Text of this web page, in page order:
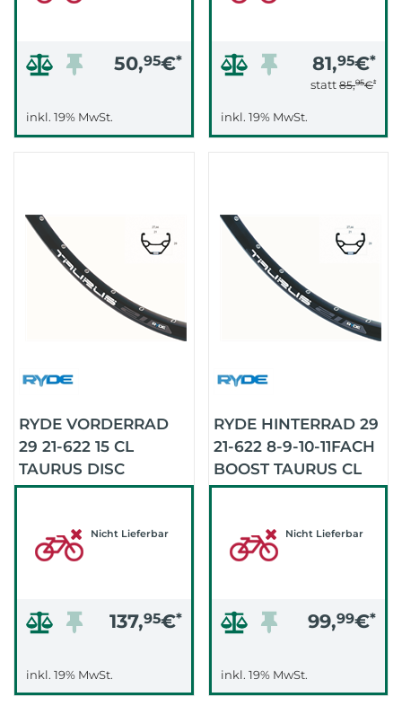
50,95€*
inkl. 19% MwSt.
81,95€*
statt 85,95€*
inkl. 19% MwSt.
RYDE VORDERRAD
29 21-622 15 CL
TAURUS DISC
(SCHWARZ/SCHWARZ/SCHWARZ)
Nicht Lieferbar
137,95€*
inkl. 19% MwSt.
RYDE HINTERRAD 29
21-622 8-9-10-11FACH
BOOST TAURUS CL
(SCHWARZ/SCHWARZ/
Nicht Lieferbar
99,99€*
inkl. 19% MwSt.